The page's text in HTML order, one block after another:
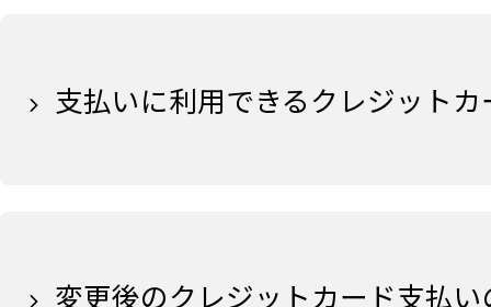
支払いに利用できるクレジット
変更後のクレジットカード支払